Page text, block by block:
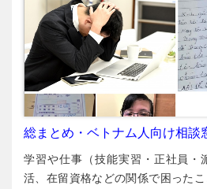
た。2回目の留学では在留期間が2年
年なので、だめだったようです。 キャシュレス生活とのギャ
ップ 私はここ数年、ベトナムでキャッシュレス生活を送って
きました。財布にクレジットカー
電話にも銀行や電子マネーのアプリ
ほとんど現金を持ち歩かないのに
した。 通勤（グラブバイク）、買い物、外食は全てカード決
済ですし、小さな店でも携帯アプリ
きます。また、友だちと一緒に食
客様と会います。遅刻はいいですか、悪
たちは「そんなのわかってるよ」
刻はダメです」と口々に言います
ポイントメントです。何時何分か
列の受講生にあててみました。 「遅刻は10時20分からで
す！」 自信満々のこの答えに、後ろの日本人たちからざわめ
きが起こりました。 その空気を感じとった別の受講生が何か
した。 「遅刻は10時15分からです！」 日本人たちのざわめき
はさらに大きくなり、絶句してい
総まとめ・ベトナム人向け相談
学習や仕事（技能実習・正社員・
活、在留資格などの関係で困った